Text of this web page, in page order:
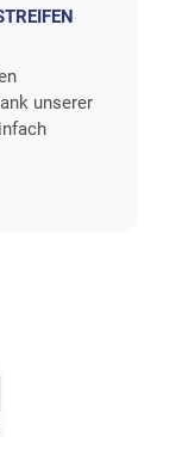
unserer